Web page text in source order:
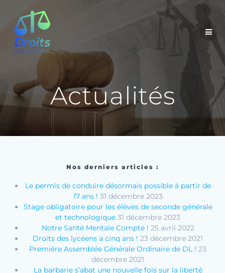
Actualités
Nos derniers articles :
Le permis de conduire désormais possible à partir de
17 ans ! 31 décembre 2023
Stage obligatoire pour les élèves de seconde générale
et technologique 31 décembre 2023
Notre Santé Mentale Compte ! 25 avril 2022
Droits des lycéens a cinq ans ! 23 décembre 2021
Première Assemblée Générale Ordinaire de DL ! 23
décembre 2021
La barbarie s’abat une nouvelle fois sur la liberté